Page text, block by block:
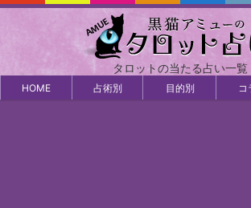
タロットの当たる占い一覧
HOME 占術別 目的別 コ